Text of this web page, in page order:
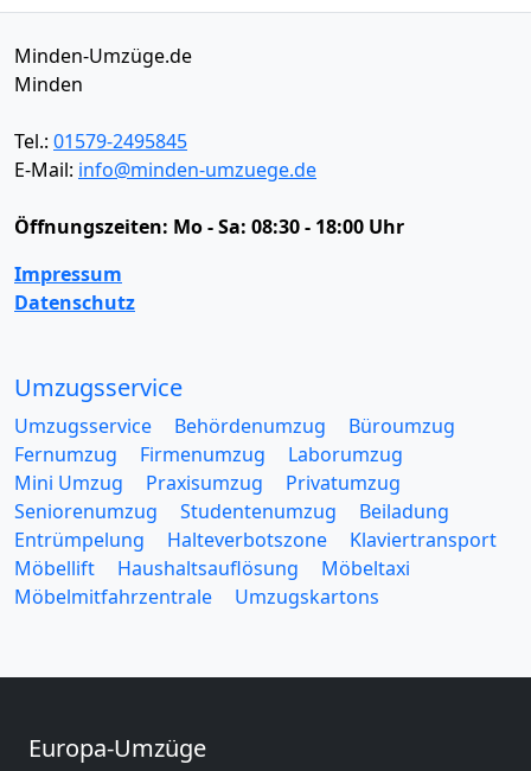
Minden-Umzüge.de
Minden
Tel.: 01579-2495845
E-Mail: info@minden-umzuege.de
Öffnungszeiten: Mo - Sa: 08:30 - 18:00 Uhr
Impressum
Datenschutz
Umzugsservice
Umzugsservice Behördenumzug
Büroumzug
Fernumzug
Firmenumzug
Laborumzug
Mini Umzug
Praxisumzug
Privatumzug
Seniorenumzug
Studentenumzug
Beiladung
Entrümpelung
Halteverbotszone
Klaviertransport
Möbellift
Haushaltsauflösung
Möbeltaxi
Möbelmitfahrzentrale
Umzugskartons
Europa-Umzüge